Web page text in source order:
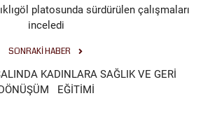
platosunda sürdürülen çalışmaları
inceledi
SONRAKI HABER
KADINLARA SAĞLIK VE GERİ
EĞİTİMİ